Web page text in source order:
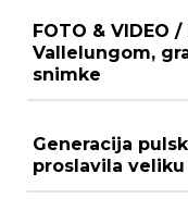
FOTO & VIDEO
Vallelungom,
snimke
Generacija
proslavila